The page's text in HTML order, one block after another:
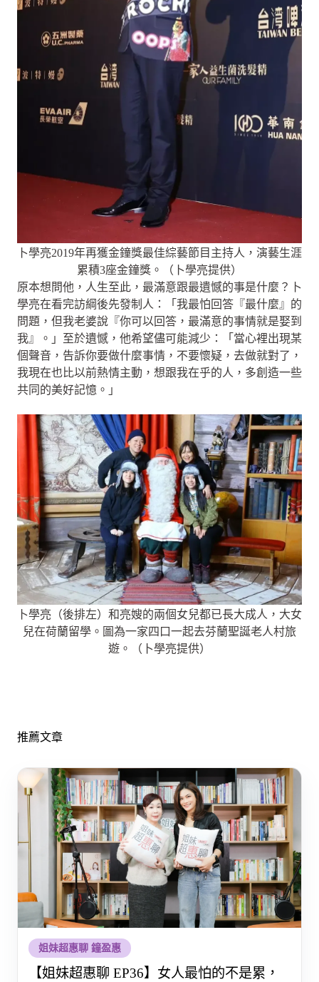
卜學亮2019年再獲金鐘獎最佳綜藝節目主持人，演藝生涯
累積3座金鐘獎。（卜學亮提供）
原本想問他，人生至此，最滿意跟最遺憾的事是什麼？卜
學亮在看完訪綱後先發制人：「我最怕回答『最什麼』的
問題，但我老婆說『你可以回答，最滿意的事情就是娶到
我』。」至於遺憾，他希望儘可能減少：「當心裡出現某
個聲音，告訴你要做什麼事情，不要懷疑，去做就對了，
我現在也比以前熱情主動，想跟我在乎的人，多創造一些
共同的美好記憶。」
卜學亮（後排左）和亮嫂的兩個女兒都已長大成人，大女
兒在荷蘭留學。圖為一家四口一起去芬蘭聖誕老人村旅
遊。（卜學亮提供）
推薦文章
姐妹超惠聊 鐘盈惠
【姐妹超惠聊 EP36】女人最怕的不是累，